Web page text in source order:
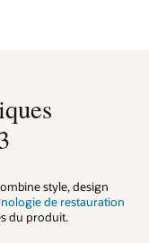
style, design
de restauration
du produit.